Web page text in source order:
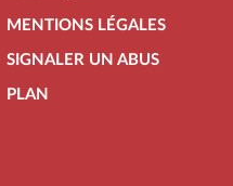
MENTIONS LÉGALES
SIGNALER UN ABUS
PLAN